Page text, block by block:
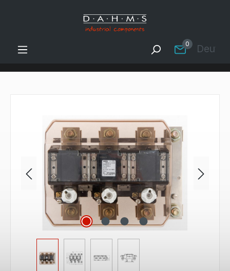
Zum Hauptinhalt springen
0
Bildergalerie überspringen